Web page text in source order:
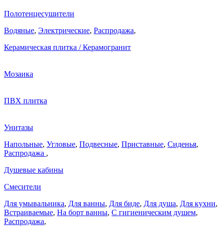
Полотенцесушители
Водяные, Электрические, Распродажа,
Керамическая плитка / Керамогранит
Мозаика
ПВХ плитка
Унитазы
Напольные, Угловые, Подвесные, Приставные, Сиденья,
Распродажа ,
Душевые кабины
Смесители
Для умывальника, Для ванны, Для биде, Для душа, Для кухни,
Встраиваемые, На борт ванны, C гигиеническим душем,
Распродажа,